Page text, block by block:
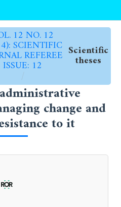
12 NO. 12
SCIENTIFIC
REFEREE
ISSUE: 12
/
Scientific
theses
change and
to it